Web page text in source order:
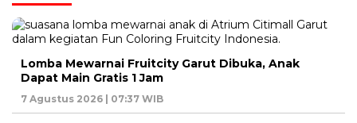
Lomba Mewarnai Fruitcity Garut Dibuka, Anak
Dapat Main Gratis 1 Jam
7 Agustus 2026 | 07:37 WIB